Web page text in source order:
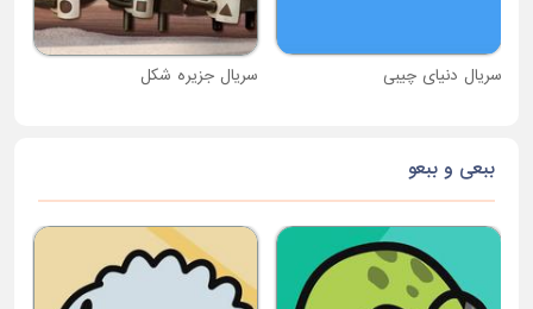
سریال دنیای چیبی سریال جزیره شکل
ببعی و ببعو